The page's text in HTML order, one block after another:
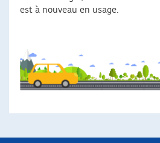
est à nouveau en usage.